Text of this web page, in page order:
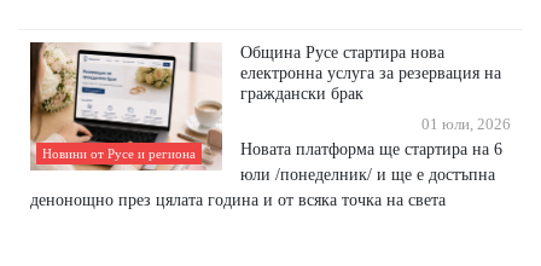
Новини от Русе и региона
Община Русе стартира нова
електронна услуга за резервация на
граждански брак
01 юли, 2026
Новата платформа ще стартира на 6
юли /понеделник/ и ще е достъпна
денонощно през цялата година и от всяка точка на света